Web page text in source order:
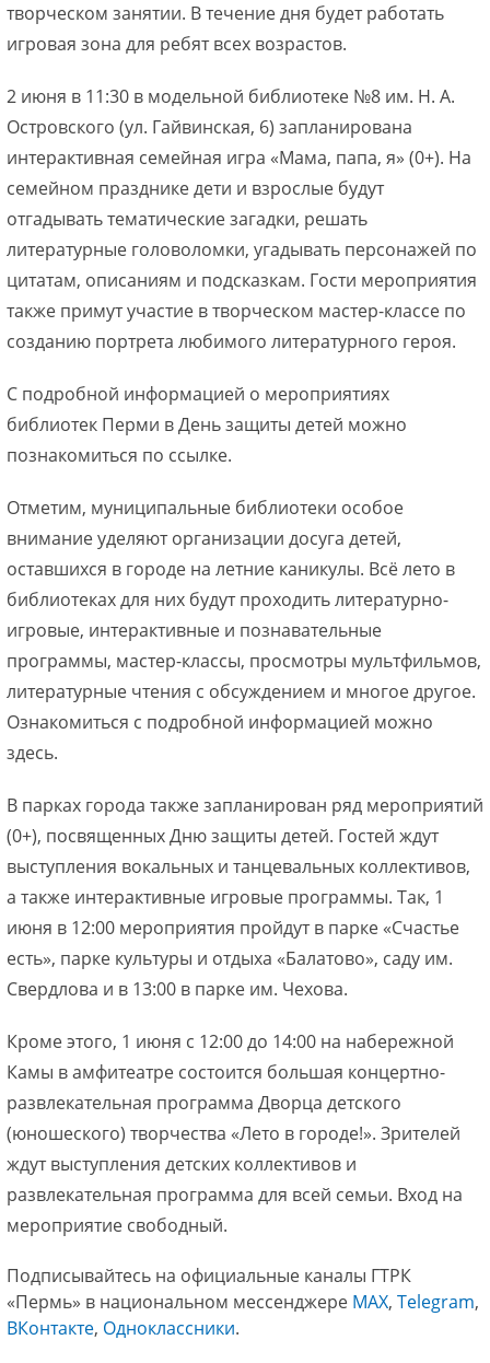
творческом занятии. В течение дня будет работать
игровая зона для ребят всех возрастов.
2 июня в 11:30 в модельной библиотеке №8 им. Н. А.
Островского (ул. Гайвинская, 6) запланирована
интерактивная семейная игра «Мама, папа, я» (0+). На
семейном празднике дети и взрослые будут
отгадывать тематические загадки, решать
литературные головоломки, угадывать персонажей по
цитатам, описаниям и подсказкам. Гости мероприятия
также примут участие в творческом мастер-классе по
созданию портрета любимого литературного героя.
С подробной информацией о мероприятиях
библиотек Перми в День защиты детей можно
познакомиться по ссылке.
Отметим, муниципальные библиотеки особое
внимание уделяют организации досуга детей,
оставшихся в городе на летние каникулы. Всё лето в
библиотеках для них будут проходить литературно-
игровые, интерактивные и познавательные
программы, мастер-классы, просмотры мультфильмов,
литературные чтения с обсуждением и многое другое.
Ознакомиться с подробной информацией можно
здесь.
В парках города также запланирован ряд мероприятий
(0+), посвященных Дню защиты детей. Гостей ждут
выступления вокальных и танцевальных коллективов,
а также интерактивные игровые программы. Так, 1
июня в 12:00 мероприятия пройдут в парке «Счастье
есть», парке культуры и отдыха «Балатово», саду им.
Свердлова и в 13:00 в парке им. Чехова.
Кроме этого, 1 июня с 12:00 до 14:00 на набережной
Камы в амфитеатре состоится большая концертно-
развлекательная программа Дворца детского
(юношеского) творчества «Лето в городе!». Зрителей
ждут выступления детских коллективов и
развлекательная программа для всей семьи. Вход на
мероприятие свободный.
Подписывайтесь на официальные каналы ГТРК
«Пермь» в национальном мессенджере МАХ, Telegram,
ВКонтакте, Одноклассники.